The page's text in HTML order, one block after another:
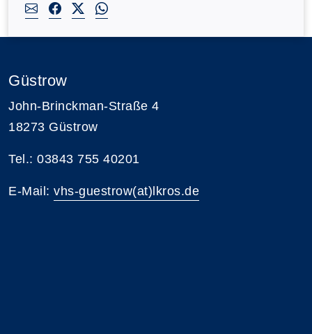
Güstrow
John-Brinckman-Straße 4
18273 Güstrow
Tel.: 03843 755 40201
E-Mail: vhs-guestrow(at)lkros.de